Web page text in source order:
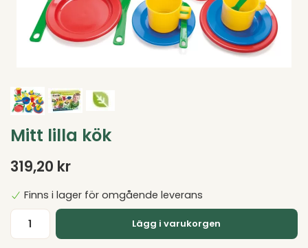
Mitt lilla kök
319,20 kr
Finns i lager för omgående leverans
Lägg i varukorgen